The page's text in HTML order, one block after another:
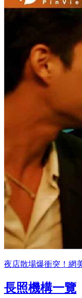
夜店散場爆衝突！網
長照機構一覽